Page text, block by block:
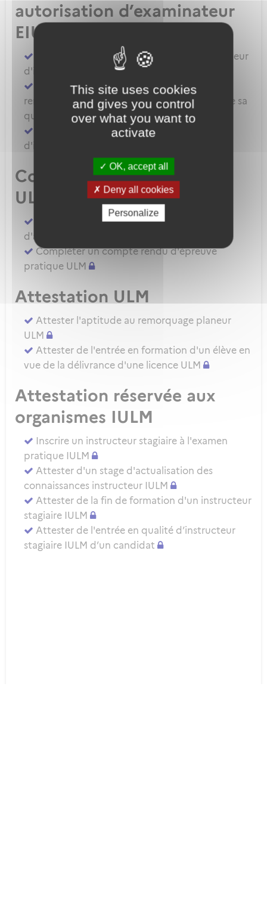
This site uses cookies
and gives you control
over what you want to
activate
OK, accept all
Deny all cookies
Personalize
autorisation d’examinateur
EIULM
Attester des prérequis pour devenir formateur
d'instructeur ULM
Demander la délivrance, la prorogation, le
renouvellement ou l'extension de privilèges de sa
qualification IULM
Demander une autorisation d'examinateur
d'instructeur EIULM
Compte rendu d’épreuve
ULM
Compléter un compte rendu d'épreuve
d'aptitude pratique instructeur IULM.
Compléter un compte rendu d'épreuve
pratique ULM
Attestation ULM
Attester l'aptitude au remorquage planeur
ULM
Attester de l'entrée en formation d'un élève en
vue de la délivrance d'une licence ULM
Attestation réservée aux
organismes IULM
Inscrire un instructeur stagiaire à l'examen
pratique IULM
Attester d'un stage d'actualisation des
connaissances instructeur IULM
Attester de la fin de formation d'un instructeur
stagiaire IULM
Attester de l'entrée en qualité d’instructeur
stagiaire IULM d’un candidat